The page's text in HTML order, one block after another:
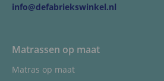
info@defabriekswinkel.nl
Matrassen op maat
Matras op maat